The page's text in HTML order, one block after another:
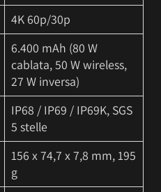
4K 60p/30p
6.400 mAh (80 W
cablata, 50 W wireless,
27 W inversa)
IP68 / IP69 / IP69K, SGS
5 stelle
156 x 74,7 x 7,8 mm, 195
g